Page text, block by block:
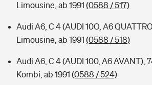
Limousine, ab 1991 (0588 / 517)
Audi A6, C 4 (AUDI 10O, A6
Limousine, ab 1991 (0588 / 518)
Audi A6, C 4 (AUDI 100, A6 AVANT),
Kombi, ab 1991 (0588 / 524)